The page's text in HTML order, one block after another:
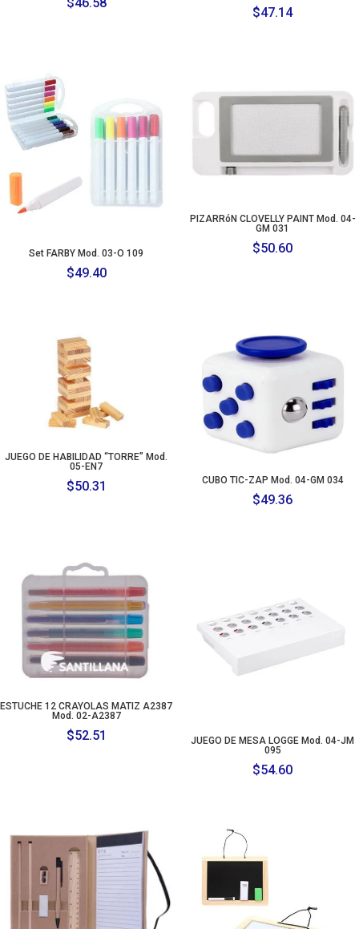
$47.14
Set FARBY Mod. 03-O 109
$49.40
PIZARRóN CLOVELLY PAINT Mod. 04-
GM 031
$50.60
JUEGO DE HABILIDAD “TORRE” Mod.
05-EN7
$50.31 CUBO TIC-ZAP Mod. 04-GM 034
$49.36
ESTUCHE 12 CRAYOLAS MATIZ A2387
Mod. 02-A2387
$52.51
JUEGO DE MESA LOGGE Mod. 04-JM
095
$54.60